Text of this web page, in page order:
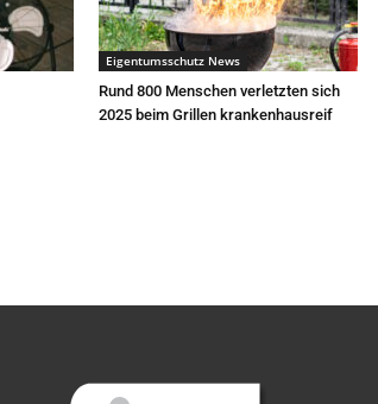
Eigentumsschutz News
Rund 800 Menschen verletzten sich
2025 beim Grillen krankenhausreif